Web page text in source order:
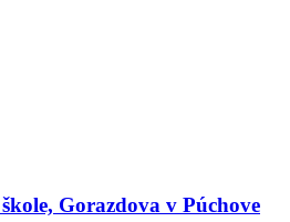
Gorazdova v Púchove